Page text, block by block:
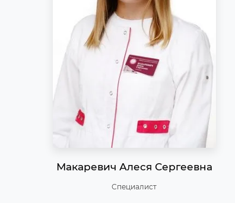
Макаревич Алеся Сергеевна
Специалист